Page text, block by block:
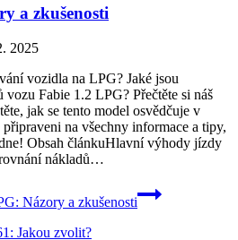
a zkušenosti
2025
vozidla na LPG? Jaké jsou
vozu Fabie 1.2 LPG? Přečtěte si náš
jak se tento model osvědčuje v
na všechny informace a tipy,
Obsah článkuHlavní výhody jízdy
nákladů…
Názory a zkušenosti